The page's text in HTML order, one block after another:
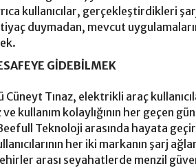
kullanıcılar, gerçekleştirdikleri
duymadan, mevcut
GİDEBİLMEK
Cüneyt Tınaz, elektrikli araç
kullanım kolaylığının her geçen
Teknoloji arasında hayata
her iki markanın şarj
arası seyahatlerde menzil